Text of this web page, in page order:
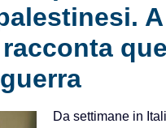
A
Da settimane in